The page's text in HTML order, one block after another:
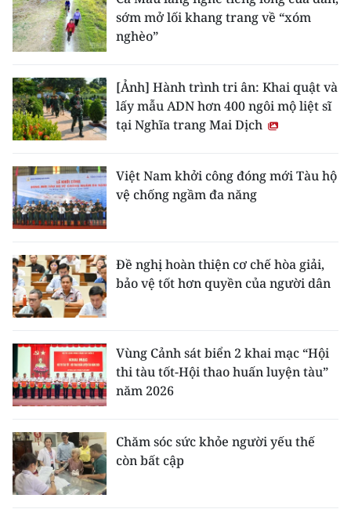
sớm mở lối khang trang về “xóm
nghèo”
[Ảnh] Hành trình tri ân: Khai quật và
lấy mẫu ADN hơn 400 ngôi mộ liệt sĩ
tại Nghĩa trang Mai Dịch
Việt Nam khởi công đóng mới Tàu hộ
vệ chống ngầm đa năng
Đề nghị hoàn thiện cơ chế hòa giải,
bảo vệ tốt hơn quyền của người dân
Vùng Cảnh sát biển 2 khai mạc “Hội
thi tàu tốt-Hội thao huấn luyện tàu”
năm 2026
Chăm sóc sức khỏe người yếu thế
còn bất cập